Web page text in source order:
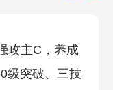
攻主C，养成
级突破、三技